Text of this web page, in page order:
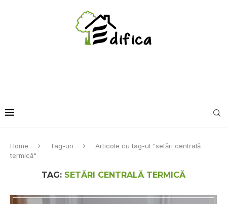
Home Tag-uri
Articole cu tag-ul "setări centrală
termică"
TAG: SETĂRI CENTRALĂ TERMICĂ